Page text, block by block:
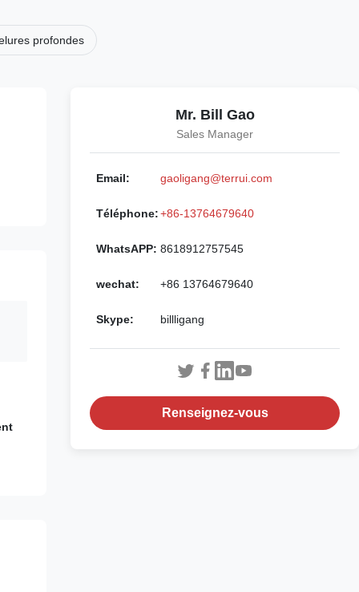
profondes
Mr. Bill Gao
Sales Manager
Email: gaoligang@terrui.com
Téléphone:+86-13764679640
WhatsAPP: 8618912757545
wechat: +86 13764679640
Skype: billligang
Renseignez-vous